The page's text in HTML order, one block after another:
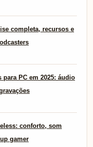
completa, recursos e
PC em 2025: áudio
conforto, som
gamer